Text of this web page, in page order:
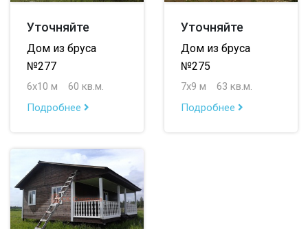
Уточняйте
Дом из бруса
№277
6х10 м
60 кв.м.
Подробнее
Уточняйте
Дом из бруса
№275
7х9 м
63 кв.м.
Подробнее